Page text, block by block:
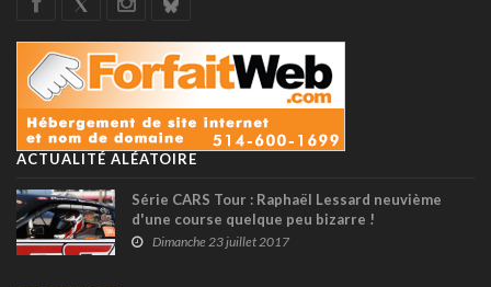
ACTUALITÉ ALÉATOIRE
Série CARS Tour : Raphaël Lessard neuvième
d'une course quelque peu bizarre !
Dimanche 23 juillet 2017